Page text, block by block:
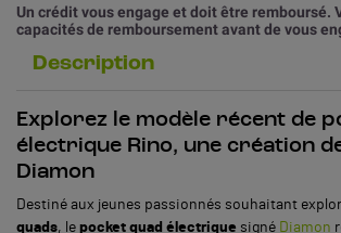
Un crédit vous engage et doit être remboursé.
capacités de remboursement avant de vous
Description
Explorez le modèle récent de
électrique Rino, une création
Diamon
Destiné aux jeunes passionnés souhaitant
quads, le pocket quad électrique signé Diamon